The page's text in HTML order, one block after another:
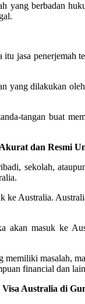
yang berbadan
jasa
yang dilakukan
tangan buat
dan Resmi
sekolah,
Australia.
akan masuk ke
masalah,
financial dan
Australia di